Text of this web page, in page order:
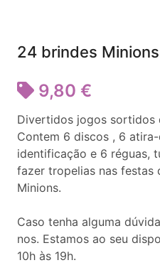
24 brindes Minions
9,80 €
Divertidos jogos sortidos
Contem 6 discos , 6
identificação e 6 réguas,
fazer tropelias nas festas
Minions.
Caso tenha alguma
nos. Estamos ao seu
10h às 19h.